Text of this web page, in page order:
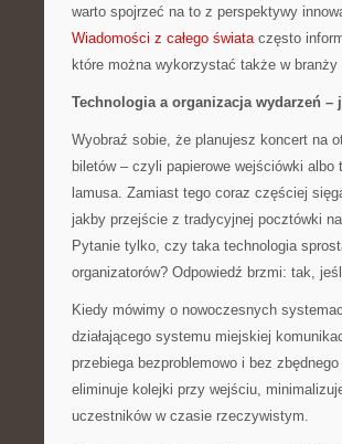
warto spojrzeć na to z perspektywy
Wiadomości z całego świataczęsto
które można wykorzystać także w branży
Technologia a organizacja wydarzeń –
Wyobraź sobie, że planujesz koncert na
biletów – czyli papierowe wejściówki
lamusa. Zamiast tego coraz częściej
jakby przejście z tradycyjnej pocztówki
Pytanie tylko, czy taka technologia
organizatorów? Odpowiedź brzmi: tak,
Kiedy mówimy o nowoczesnych
działającego systemu miejskiej
przebiega bezproblemowo i bez
eliminuje kolejki przy wejściu,
uczestników w czasie rzeczywistym.